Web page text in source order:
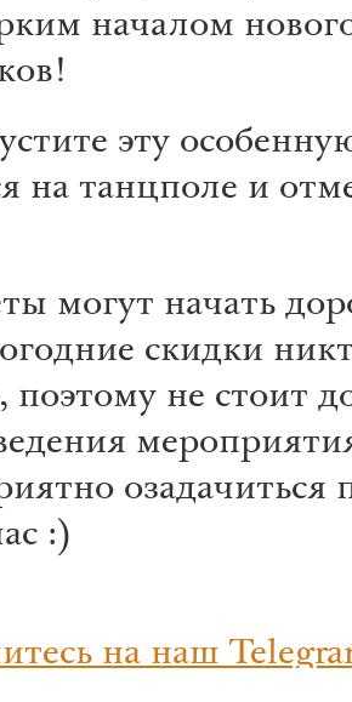
началом
эту
на танцполе и
могут начать
скидки
поэтому не стоит
озадачиться
:)
на наш